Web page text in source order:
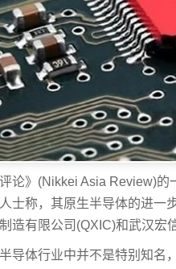
论》(Nikkei Asia Review)
士称，其原生半导体的进一
造有限公司(QXIC)和武汉宏
导体行业中并不是特别知名